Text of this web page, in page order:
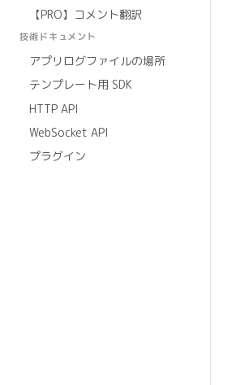
【PRO】コメント翻訳
技術ドキュメント
アプリログファイルの場所
テンプレート用 SDK
HTTP API
WebSocket API
プラグイン